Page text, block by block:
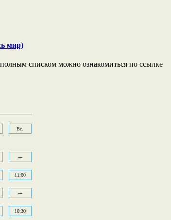
мир)
списком можно ознакомиться по ссылке
Вс.
---
11:00
---
10:30